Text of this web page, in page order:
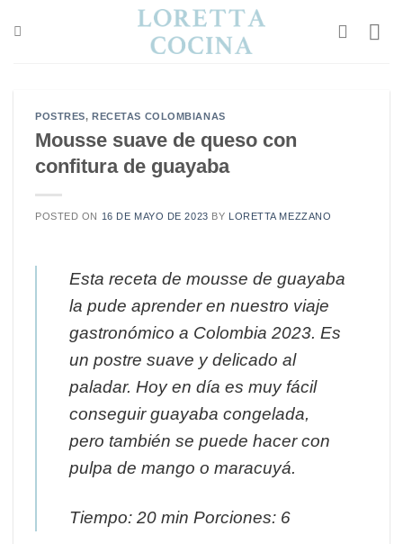
POSTRES,RECETAS COLOMBIANAS
Mousse suave de queso con
confitura de guayaba
POSTED ON 16 DE MAYO DE 2023 BY LORETTA MEZZANO
Esta receta de mousse de guayaba
la pude aprender en nuestro viaje
gastronómico a Colombia 2023. Es
un postre suave y delicado al
paladar. Hoy en día es muy fácil
conseguir guayaba congelada,
pero también se puede hacer con
pulpa de mango o maracuyá.
Tiempo: 20 min Porciones: 6